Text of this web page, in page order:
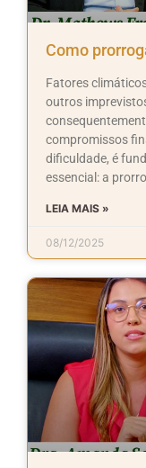
Como
Fatores
outros
compromissos
dificuldade, é
essencial: a
LEIA MAIS »
08/12/2025